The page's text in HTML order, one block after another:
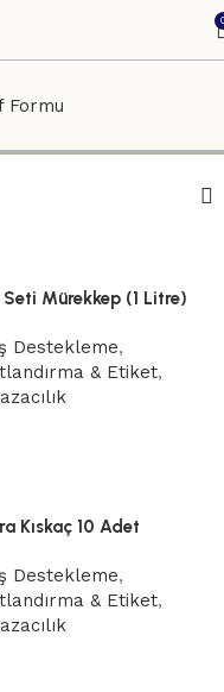
Formu
Seti Mürekkep (1 Litre)
Destekleme,
& Etiket,
Kıskaç 10 Adet
Destekleme,
& Etiket,